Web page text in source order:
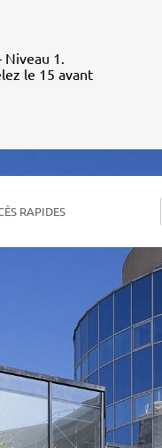
Niveau 1.
le 15 avant
RAPIDES